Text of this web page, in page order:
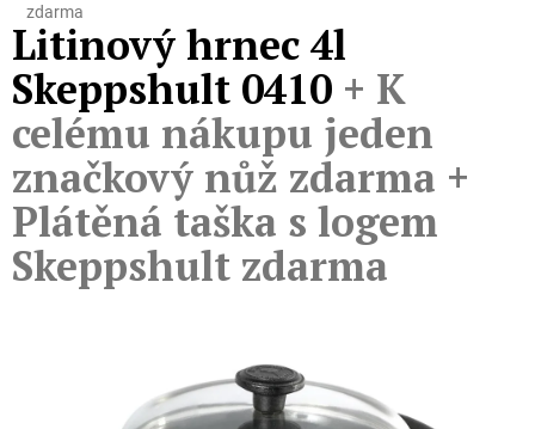
zdarma
Litinový hrnec 4l
Skeppshult 0410 + K
celému nákupu jeden
značkový nůž zdarma +
Plátěná taška s logem
Skeppshult zdarma